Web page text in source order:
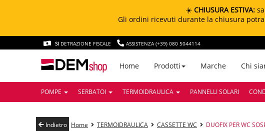
☀️ CHIUSURA ESTIVA:
Gli ordini ricevuti durante la chiusura
SI DETRAZIONE FISCALE ASSISTENZA (+39) 080 5044114
Home Prodotti Marche Chi
POMPE SERBATOI TERMOIDRAULICA PANNELLI SOLARI
Indietro Home TERMOIDRAULICA CASSETTE WC DUOFIX PER WC